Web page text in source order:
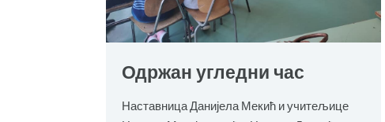
Одржан угледни час
Наставница Данијела Мекић и учитељице